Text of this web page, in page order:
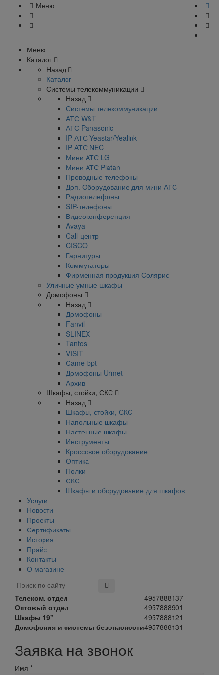
Меню
Меню
Каталог
Назад
Каталог
Системы телекоммуникации
Назад
Системы телекоммуникации
АТС W&T
АТС Panasonic
IP АТС Yeastar/Yealink
IP АТС NEC
Мини АТС LG
Мини АТС Platan
Проводные телефоны
Доп. Оборудование для мини АТС
Радиотелефоны
SIP-телефоны
Видеоконференция
Avaya
Call-центр
CISCO
Гарнитуры
Коммутаторы
Фирменная продукция Солярис
Уличные умные шкафы
Домофоны
Назад
Домофоны
Fanvil
SLINEX
Tantos
VISIT
Came-bpt
Домофоны Urmet
Архив
Шкафы, стойки, СКС
Назад
Шкафы, стойки, СКС
Напольные шкафы
Настенные шкафы
Инструменты
Кроссовое оборудование
Оптика
Полки
СКС
Шкафы и оборудование для шкафов
Услуги
Новости
Проекты
Сертификаты
История
Прайс
Контакты
О магазине
Телеком. отдел
4957888137
Оптовый отдел
4957888901
Шкафы 19"
4957888121
Домофония и системы безопасности4957888131
Заявка на звонок
Имя *